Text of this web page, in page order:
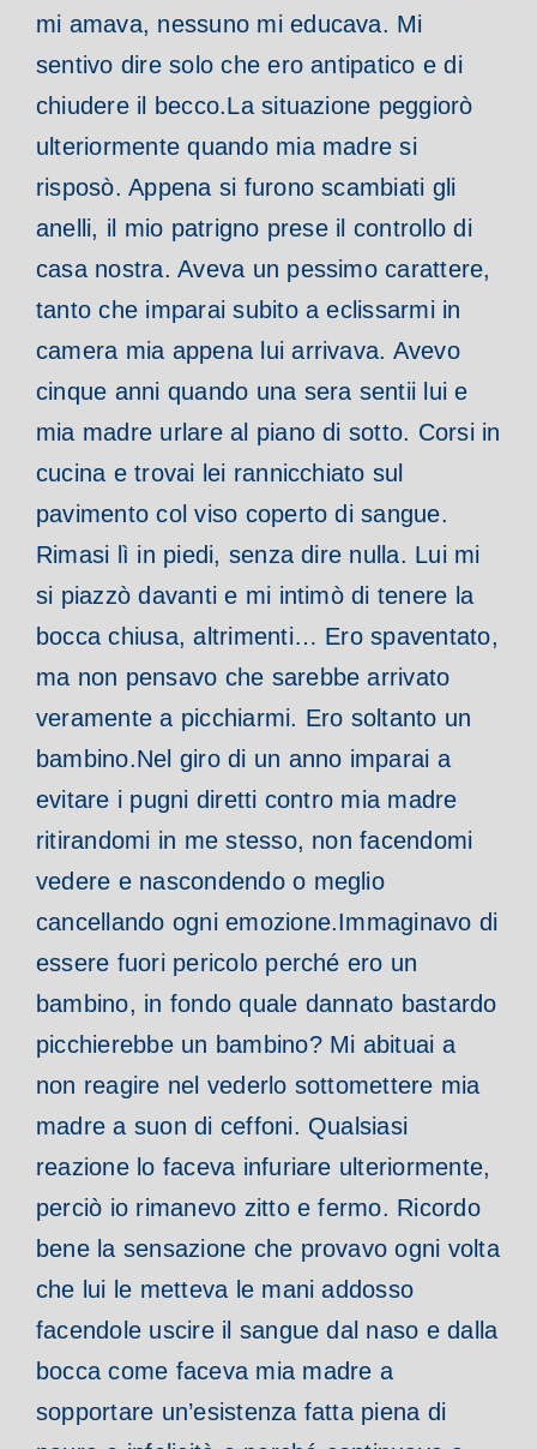
mi amava, nessuno mi educava. Mi
sentivo dire solo che ero antipatico e di
chiudere il becco.La situazione peggiorò
ulteriormente quando mia madre si
risposò. Appena si furono scambiati gli
anelli, il mio patrigno prese il controllo di
casa nostra. Aveva un pessimo carattere,
tanto che imparai subito a eclissarmi in
camera mia appena lui arrivava. Avevo
cinque anni quando una sera sentii lui e
mia madre urlare al piano di sotto. Corsi in
cucina e trovai lei rannicchiato sul
pavimento col viso coperto di sangue.
Rimasi lì in piedi, senza dire nulla. Lui mi
si piazzò davanti e mi intimò di tenere la
bocca chiusa, altrimenti… Ero spaventato,
ma non pensavo che sarebbe arrivato
veramente a picchiarmi. Ero soltanto un
bambino.Nel giro di un anno imparai a
evitare i pugni diretti contro mia madre
ritirandomi in me stesso, non facendomi
vedere e nascondendo o meglio
cancellando ogni emozione.Immaginavo di
essere fuori pericolo perché ero un
bambino, in fondo quale dannato bastardo
picchierebbe un bambino? Mi abituai a
non reagire nel vederlo sottomettere mia
madre a suon di ceffoni. Qualsiasi
reazione lo faceva infuriare ulteriormente,
perciò io rimanevo zitto e fermo. Ricordo
bene la sensazione che provavo ogni volta
che lui le metteva le mani addosso
facendole uscire il sangue dal naso e dalla
bocca come faceva mia madre a
sopportare un’esistenza fatta piena di